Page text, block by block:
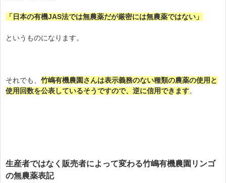
「日本の有機JAS法では無農薬だが厳密には無農薬ではない」
というものになります。
それでも、 竹嶋有機農園さんは表示義務のない種類の農薬の使用と
使用回数を公表しているそうですので、逆に信用できます。
生産者ではなく販売者によって変わる竹嶋有機農園リンゴ
の無農薬表記